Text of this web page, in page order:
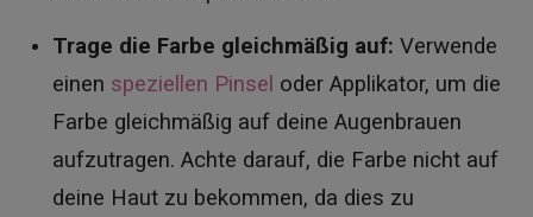
Trage die Farbe gleichmäßig auf: Verwende
einen speziellen Pinsel oder Applikator, um die
Farbe gleichmäßig auf deine Augenbrauen
aufzutragen. Achte darauf, die Farbe nicht auf
deine Haut zu bekommen, da dies zu